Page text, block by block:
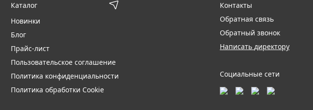
Каталог
Новинки
Блог
Прайс-лист
Пользовательское соглашение
Политика конфиденциальности
Политика обработки Cookie
Контакты
Обратная связь
Обратный звонок
Написать директору
Социальные сети